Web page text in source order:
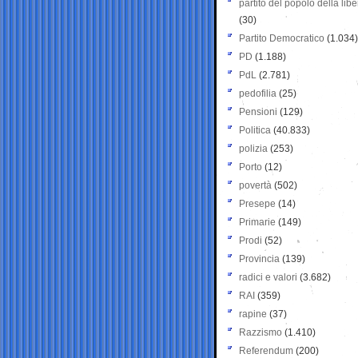
partito del popolo della
(30)
Partito Democratico (1.034)
PD (1.188)
PdL (2.781)
pedofilia (25)
Pensioni (129)
Politica (40.833)
polizia (253)
Porto (12)
povertà (502)
Presepe (14)
Primarie (149)
Prodi (52)
Provincia (139)
radici e valori (3.682)
RAI (359)
rapine (37)
Razzismo (1.410)
Referendum (200)